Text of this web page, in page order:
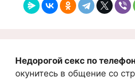
Недорогой секс по
окунитесь в общение со